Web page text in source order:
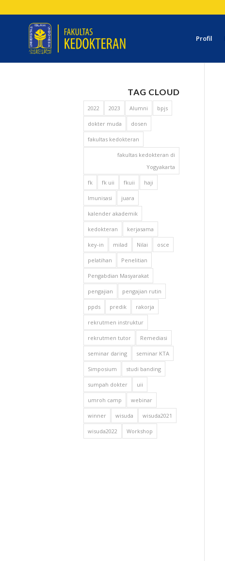
Profil
TAG CLOUD
2022 2023 Alumni bpjs
dokter muda dosen
fakultas kedokteran
fakultas kedokteran di
Yogyakarta
fk fk uii fkuii haji
Imunisasi juara
kalender akademik
kedokteran kerjasama
key-in milad Nilai osce
pelatihan Penelitian
Pengabdian Masyarakat
pengajian pengajian rutin
ppds predik rakorja
rekrutmen instruktur
rekrutmen tutor Remediasi
seminar daring seminar KTA
Simposium studi banding
sumpah dokter uii
umroh camp webinar
winner wisuda wisuda2021
wisuda2022 Workshop